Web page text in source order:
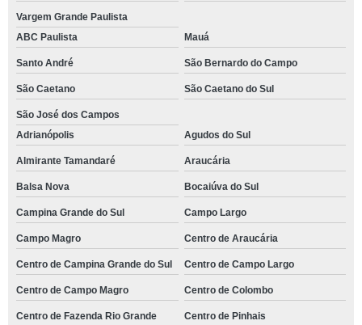
Vargem Grande Paulista
ABC Paulista
Mauá
Santo André São Bernardo do Campo
São Caetano São Caetano do Sul
São José dos Campos
Adrianópolis
Agudos do Sul
Almirante Tamandaré Araucária
Balsa Nova Bocaiúva do Sul
Campina Grande do Sul Campo Largo
Campo Magro Centro de Araucária
Centro de Campina Grande do Sul Centro de Campo Largo
Centro de Campo Magro Centro de Colombo
Centro de Fazenda Rio Grande Centro de Pinhais